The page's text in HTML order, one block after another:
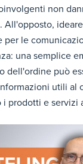
non
All'opposto, ideare
per le
una semplice
dell'ordine può
utili al
prodotti e servizi